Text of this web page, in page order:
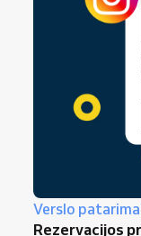
Verslo
Rezervacijos